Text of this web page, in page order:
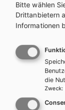
Bitte wählen
Drittanbietern
Informationen
die
Zweck: